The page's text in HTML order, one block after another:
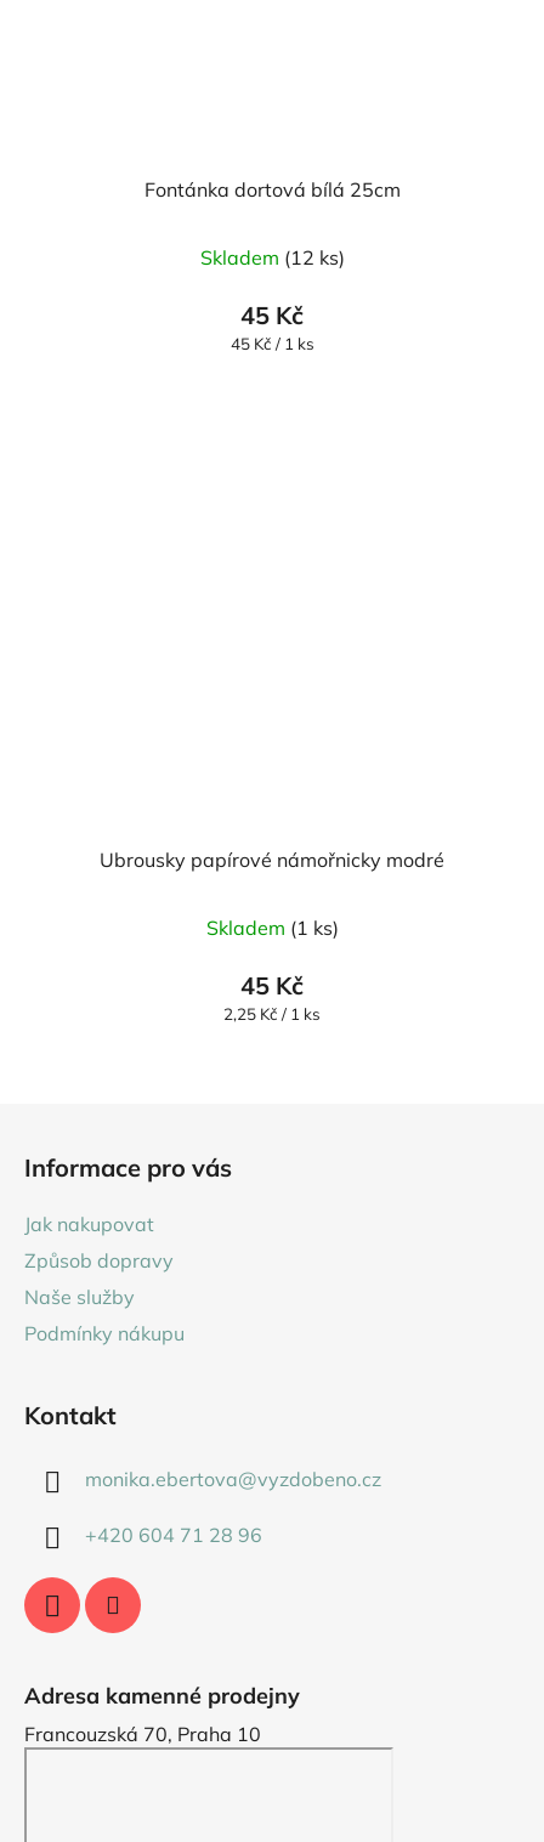
Fontánka dortová bílá 25cm
Skladem (12 ks)
45 Kč
Měrná
45 Kč / 1 ks
Ubrousky papírové námořnicky modré
Skladem (1 ks)
45 Kč
Měrná
2,25 Kč / 1 ks
Informace pro vás
Jak nakupovat
Způsob dopravy
Naše služby
Podmínky nákupu
Kontakt
monika.ebertova@vyzdobeno.cz
+420 604 71 28 96
Adresa kamenné prodejny
Francouzská 70, Praha 10